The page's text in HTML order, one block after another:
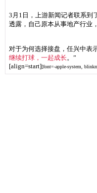
3月1日，上游新闻记者联系到
透露，自己原本从事地产行业
对于为何选择接盘，任兴中表
继续打球，一起成长。”
[align=start][font=-apple-system,